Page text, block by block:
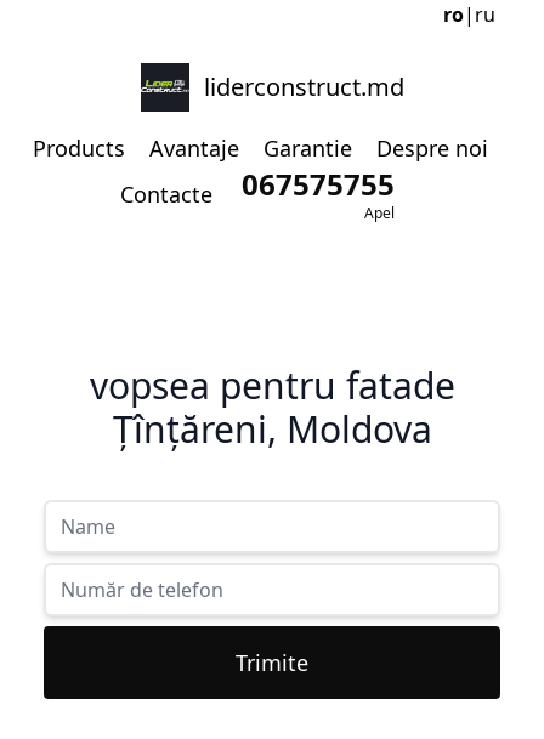
ro| ru
liderconstruct.md
Products Avantaje Garantie
Despre noi
Contacte
067575755
Apel
vopsea pentru fatade
Țînțăreni, Moldova
Trimite